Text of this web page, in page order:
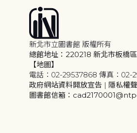
新北市立圖書館 版權所有
總館地址：220218 新北市板橋
【地圖】
電話：02-29537868 傳真：02-
政府網站資料開放宣告 | 隱私權
圖書館信箱：